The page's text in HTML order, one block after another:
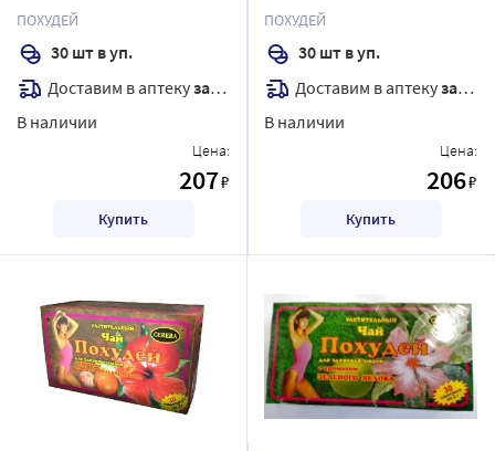
манго 2 гр 30 шт. фильтр-
пакеты
ПОХУДЕЙ
30 шт в уп.
Доставим в аптекузавтра
В наличии
Цена:
207₽
Купить
малина 2 гр 30 шт. фильтр-
пакеты
ПОХУДЕЙ
30 шт в уп.
Доставим в аптекузавтра
В наличии
Цена:
206₽
Купить